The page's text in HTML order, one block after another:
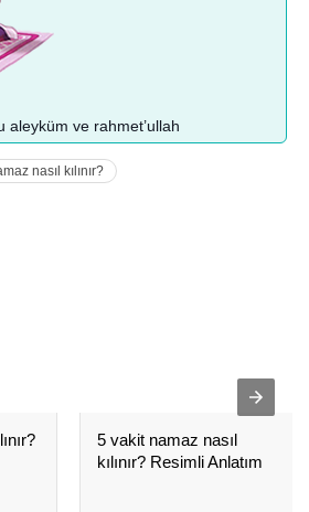
aleyküm ve rahmet’ullah
nasıl kılınır?
5 vakit namaz nasıl
kılınır? Resimli Anlatım